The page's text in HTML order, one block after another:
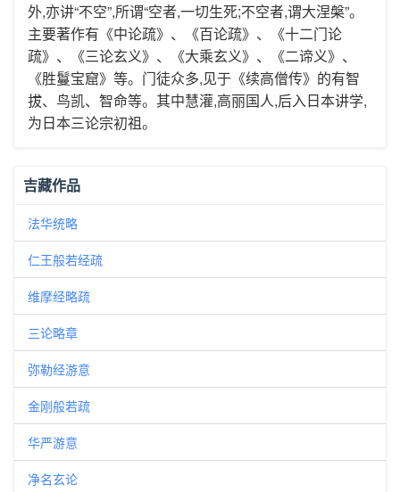
外,亦讲“不空”,所谓“空者,一切生死;不空者,谓大涅槃”。
主要著作有《中论疏》、《百论疏》、《十二门论
疏》、《三论玄义》、《大乘玄义》、《二谛义》、
《胜鬘宝窟》等。门徒众多,见于《续高僧传》的有智
拔、鸟凯、智命等。其中慧灌,高丽国人,后入日本讲学,
为日本三论宗初祖。
吉藏作品
法华统略
仁王般若经疏
维摩经略疏
三论略章
弥勒经游意
金刚般若疏
华严游意
净名玄论